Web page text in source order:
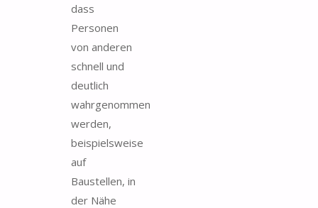
dass
Personen
von anderen
schnell und
deutlich
wahrgenommen
werden,
beispielsweise
auf
Baustellen, in
der Nähe